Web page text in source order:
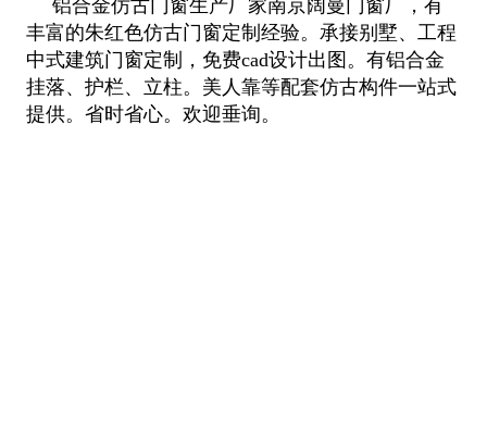
铝合金仿古门窗生产厂家南京阔曼门窗厂，有
丰富的朱红色仿古门窗定制经验。承接别墅、工程
中式建筑门窗定制，免费cad设计出图。有铝合金
挂落、护栏、立柱。美人靠等配套仿古构件一站式
提供。省时省心。欢迎垂询。